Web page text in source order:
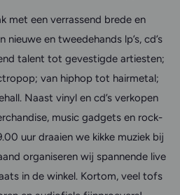
met een verrassend brede en
en tweedehands lp’s, cd’s
talent tot gevestigde artiesten;
van hiphop tot hairmetal;
Naast vinyl en cd’s verkopen
music gadgets en rock-
uur draaien we kikke muziek bij
organiseren wij spannende live
in de winkel. Kortom, veel tofs